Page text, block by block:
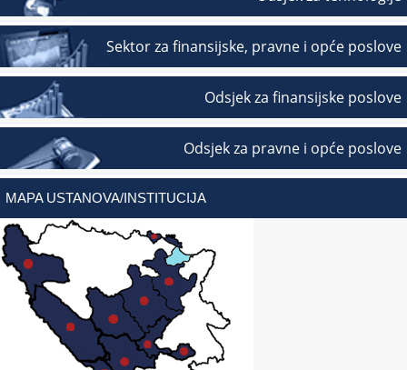
Sektor za finansijske, pravne i opće poslove
Odsjek za finansijske poslove
Odsjek za pravne i opće poslove
MAPA USTANOVA/INSTITUCIJA